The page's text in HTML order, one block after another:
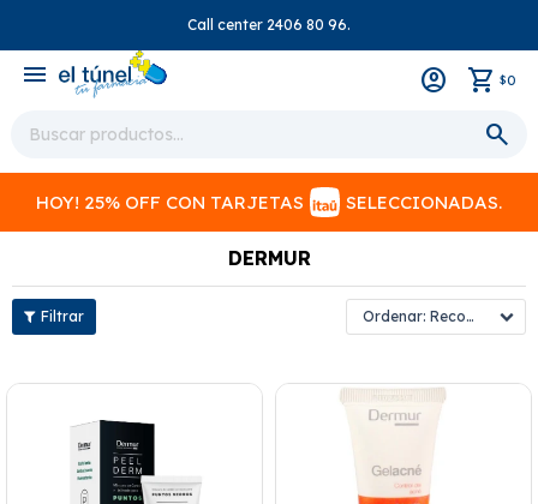
Call center 2406 80 96.
menu $0
HOY! 25% OFF CON TARJETAS SELECCIONADAS.
DERMUR
Recomendados
close